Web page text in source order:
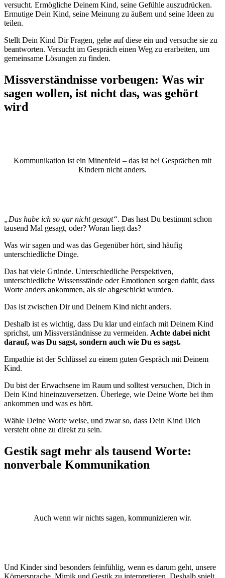
versucht. Ermögliche Deinem Kind, seine Gefühle auszudrücken.
Ermutige Dein Kind, seine Meinung zu äußern und seine Ideen zu
teilen.
Stellt Dein Kind Dir Fragen, gehe auf diese ein und versuche sie zu
beantworten. Versucht im Gespräch einen Weg zu erarbeiten, um
gemeinsame Lösungen zu finden.
Missverständnisse vorbeugen: Was wir
sagen wollen, ist nicht das, was gehört
wird
Kommunikation ist ein Minenfeld – das ist bei Gesprächen mit
Kindern nicht anders.
„Das habe ich so gar nicht gesagt“. Das hast Du bestimmt schon
tausend Mal gesagt, oder? Woran liegt das?
Was wir sagen und was das Gegenüber hört, sind häufig
unterschiedliche Dinge.
Das hat viele Gründe. Unterschiedliche Perspektiven,
unterschiedliche Wissensstände oder Emotionen sorgen dafür, dass
Worte anders ankommen, als sie abgeschickt wurden.
Das ist zwischen Dir und Deinem Kind nicht anders.
Deshalb ist es wichtig, dass Du klar und einfach mit Deinem Kind
sprichst, um Missverständnisse zu vermeiden. Achte dabei nicht
darauf, was Du sagst, sondern auch wie Du es sagst.
Empathie ist der Schlüssel zu einem guten Gespräch mit Deinem
Kind.
Du bist der Erwachsene im Raum und solltest versuchen, Dich in
Dein Kind hineinzuversetzen. Überlege, wie Deine Worte bei ihm
ankommen und was es hört.
Wähle Deine Worte weise, und zwar so, dass Dein Kind Dich
versteht ohne zu direkt zu sein.
Gestik sagt mehr als tausend Worte:
nonverbale Kommunikation
Auch wenn wir nichts sagen, kommunizieren wir.
Und Kinder sind besonders feinfühlig, wenn es darum geht, unsere